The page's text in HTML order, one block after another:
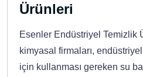
Ürünleri
Esenler Endüstriyel Temizlik
kimyasal firmaları,
için kullanması gereken su